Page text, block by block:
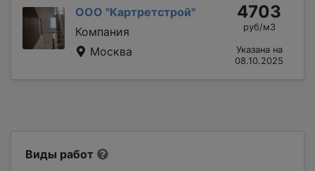
ООО "Картретстрой"
Компания
Москва
4703
руб/м3
Указана на
08.10.2025
Виды работ